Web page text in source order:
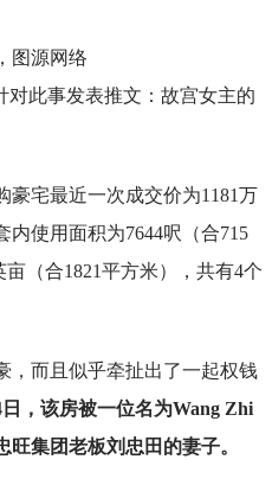
图源网络
对此事发表推文：故宫女主的
豪宅最近一次成交价为1181万
内使用面积为7644呎（合715
（合1821平方米），共有4个
，而且似乎牵扯出了一起权钱
日，该房被一位名为Wang Zhi
集团老板刘忠田的妻子。